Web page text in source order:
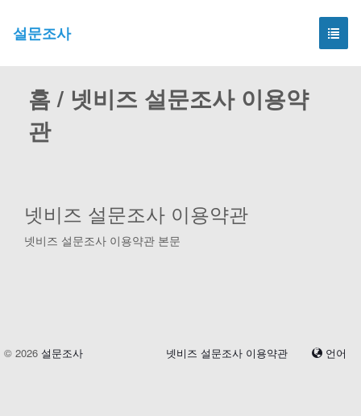
설문조사
홈 / 넷비즈 설문조사 이용약
관
넷비즈 설문조사 이용약관
넷비즈 설문조사 이용약관 본문
넷비즈 설문조사 이용약관 언어
© 2026 설문조사